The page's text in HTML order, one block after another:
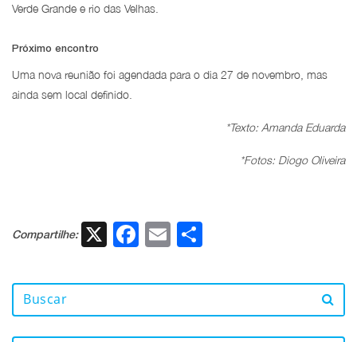
Verde Grande e rio das Velhas.
Próximo encontro
Uma nova reunião foi agendada para o dia 27 de novembro, mas
ainda sem local definido.
*Texto: Amanda Eduarda
*Fotos: Diogo Oliveira
Compartilhe: X Facebook
Email